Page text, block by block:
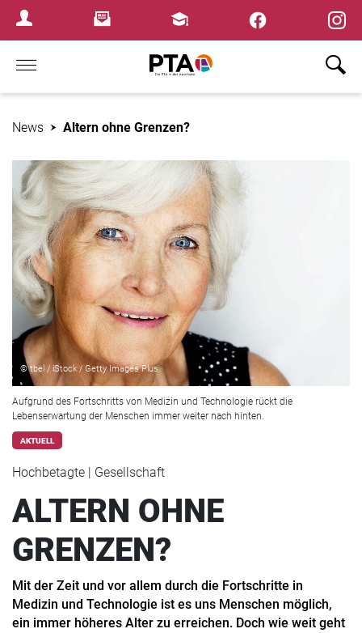
Login MenuNewsletterFortbildungen
Home
News Altern ohne Grenzen?
© tbel / iStock / Getty Images Plus
Aufgrund des Fortschritts von Medizin und Technologie rückt die
Lebenserwartung der Menschen immer weiter nach hinten.
AKTUELL
Hochbetagte | Gesellschaft
ALTERN OHNE
GRENZEN?
Mit der Zeit und vor allem durch die Fortschritte in
Medizin und Technologie ist es uns Menschen möglich,
ein immer höheres Alter zu erreichen. Doch wie weit geht
×